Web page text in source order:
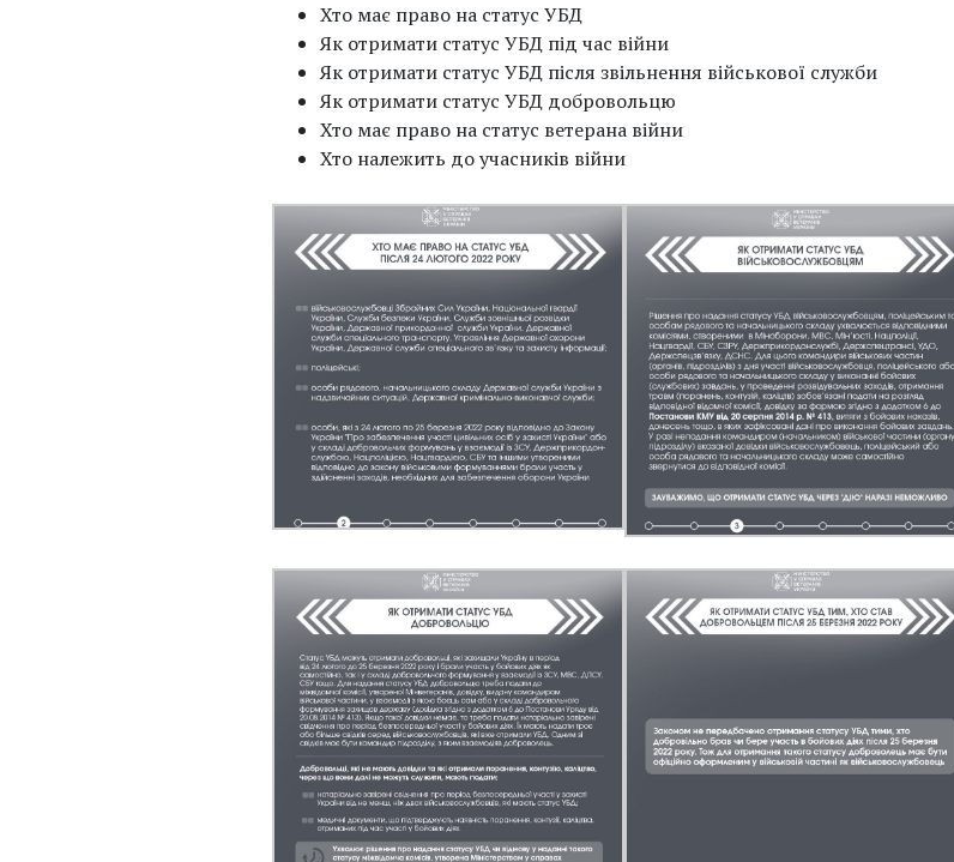
Хто має право на статус УБД
Як отримати статус УБД під час війни
Як отримати статус УБД після звільнення військової служби
Як отримати статус УБД добровольцю
Хто має право на статус ветерана війни
Хто належить до учасників війни